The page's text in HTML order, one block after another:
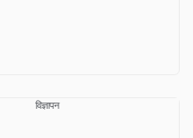
विज्ञापन